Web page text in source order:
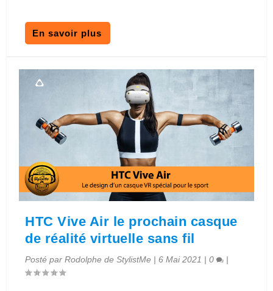
En savoir plus
HTC Vive Air le prochain casque
de réalité virtuelle sans fil
Posté parRodolphe de StylistMe |6 Mai 2021 |0 |